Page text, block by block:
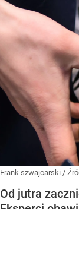
Frank szwajcarski /
Od jutra
Eksperci